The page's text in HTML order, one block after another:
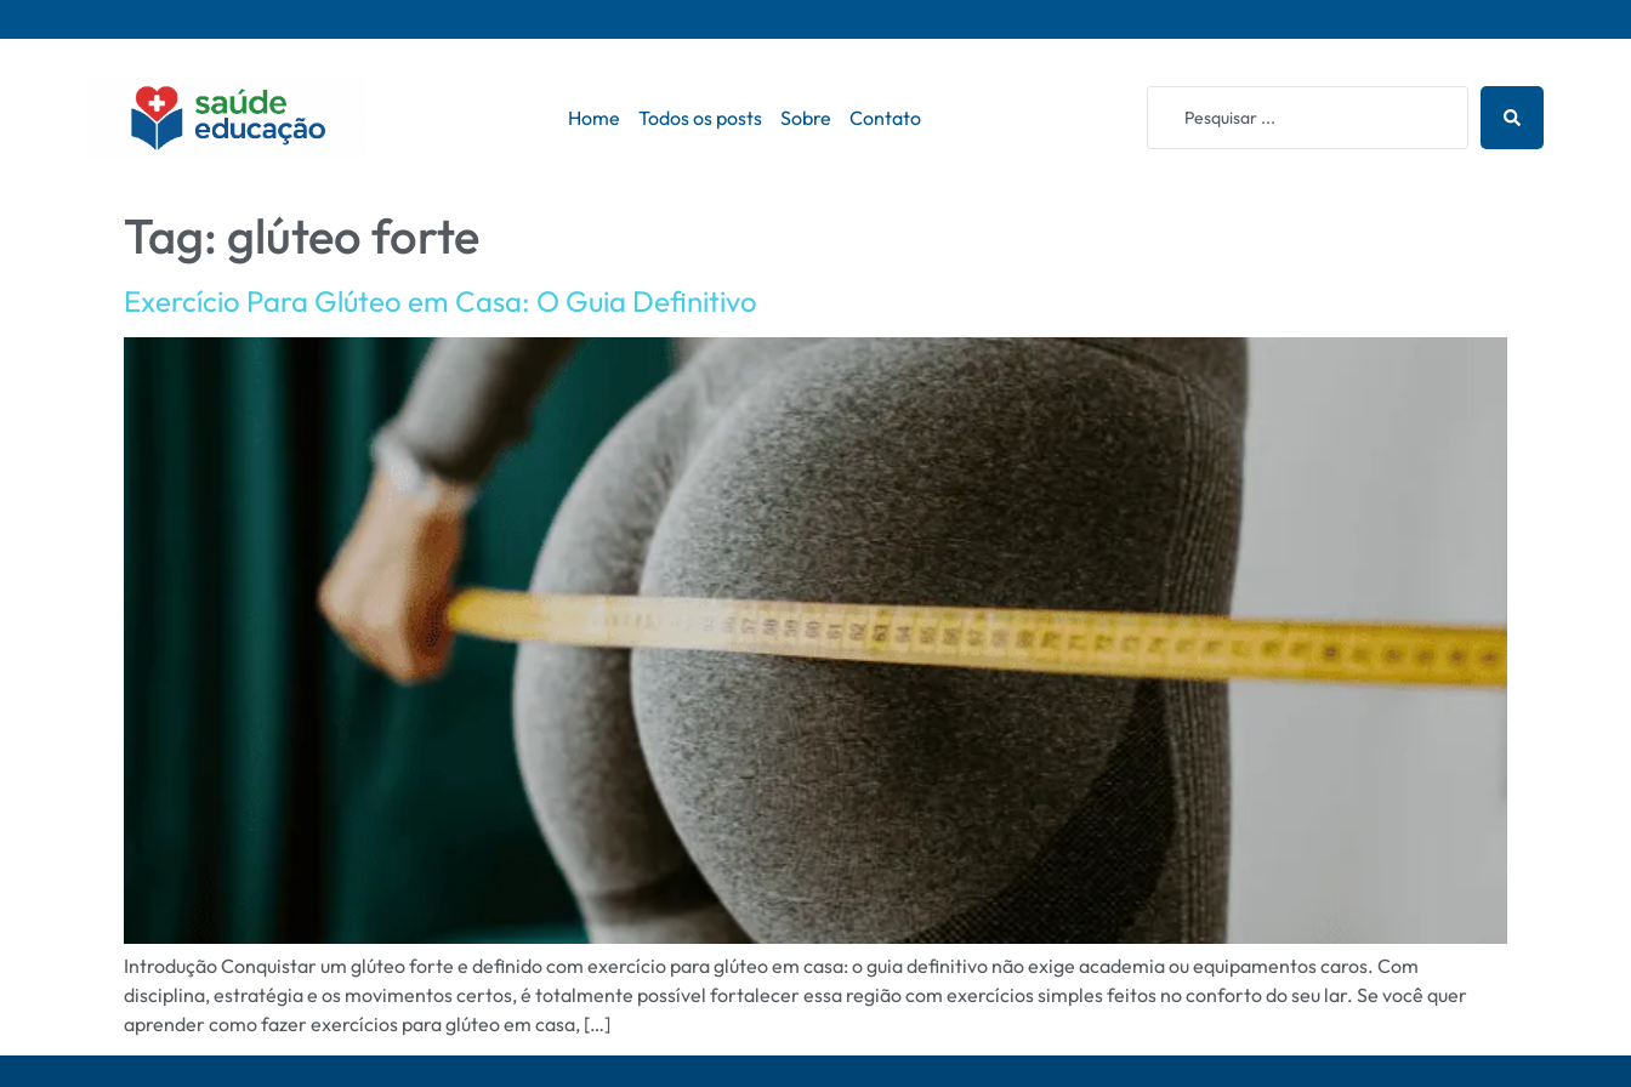
Home Todos os posts Sobre Contato
Tag: glúteo forte
Exercício Para Glúteo em Casa: O Guia Definitivo
Introdução Conquistar um glúteo forte e definido com exercício para glúteo em casa: o guia definitivo não exige academia ou equipamentos caros. Com
disciplina, estratégia e os movimentos certos, é totalmente possível fortalecer essa região com exercícios simples feitos no conforto do seu lar. Se você quer
aprender como fazer exercícios para glúteo em casa, […]